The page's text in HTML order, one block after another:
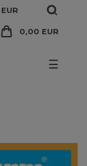
EUR
0,00 EUR
☰